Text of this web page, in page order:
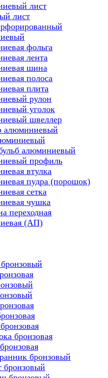
лист
лист
фольга
лента
шина
полоса
плита
рулон
уголок
швеллер
алюминиевый
алюминиевый
профиль
втулка
пудра (порошок)
сетка
чушка
переходная
(АП)
бронзовая
бронзовый
бронзовый